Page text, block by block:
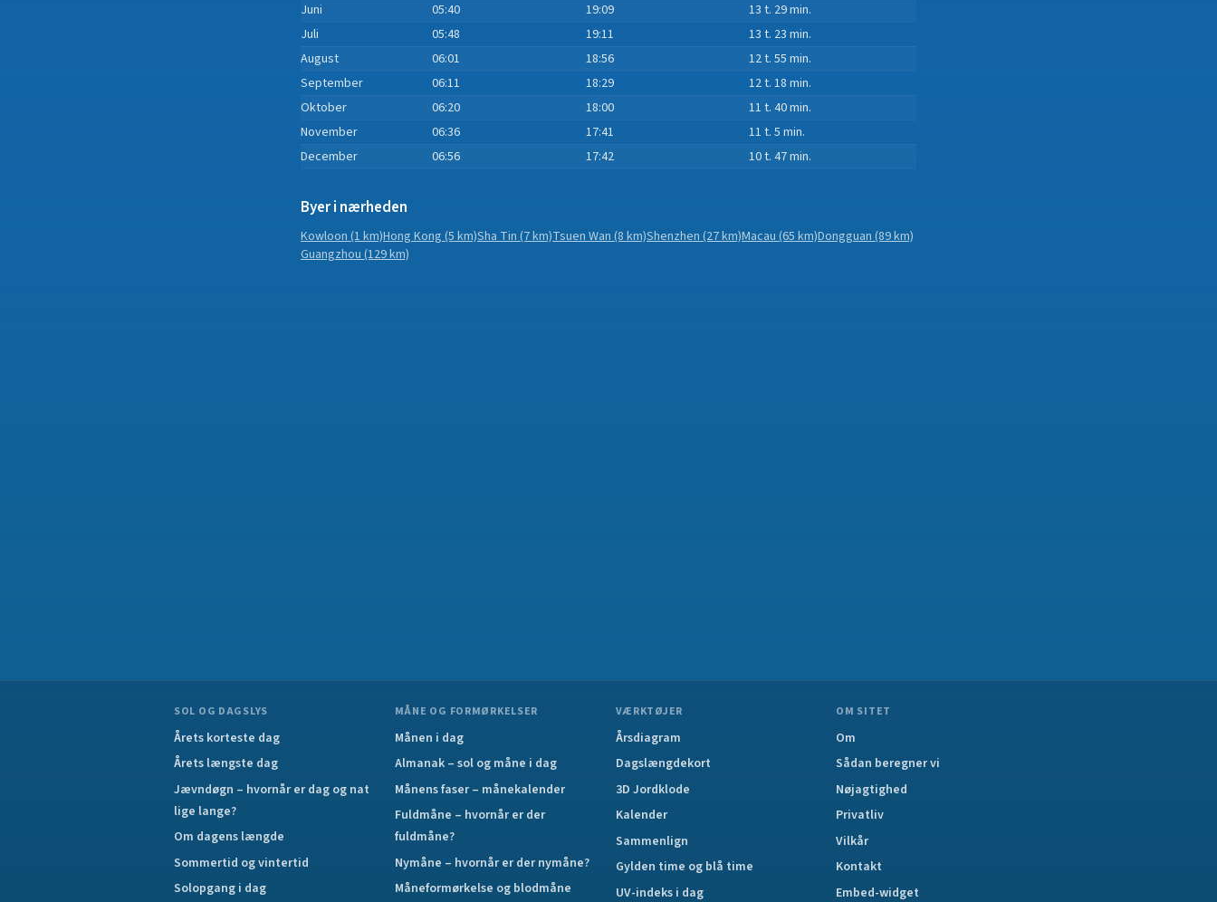
Juni
05:40 19:09
13 t. 29 min.
Juli
05:48 19:11
13 t. 23 min.
August
06:01 18:56
12 t. 55 min.
September
06:11 18:29
12 t. 18 min.
Oktober
06:20 18:00
11 t. 40 min.
November
06:36 17:41
11 t. 5 min.
December
06:56 17:42 10 t. 47 min.
Byer i nærheden
Kowloon(1 km)Hong Kong(5 km)Sha Tin(7 km)Tsuen Wan(8 km)Shenzhen(27 km)Macau(65 km)Dongguan(89 km)
Guangzhou(129 km)
SOL OG DAGSLYS
Årets korteste dag
Årets længste dag
Jævndøgn – hvornår er dag og nat
lige lange?
Om dagens længde
Sommertid og vintertid
Solopgang i dag
MÅNE OG FORMØRKELSER
Månen i dag
Almanak – sol og måne i dag
Månens faser – månekalender
Fuldmåne – hvornår er der
fuldmåne?
Nymåne – hvornår er der nymåne?
Måneformørkelse og blodmåne
VÆRKTØJER
Årsdiagram
Dagslængdekort
3D Jordklode
Kalender
Sammenlign
Gylden time og blå time
UV-indeks i dag
OM SITET
Om
Sådan beregner vi
Nøjagtighed
Privatliv
Vilkår
Kontakt
Embed-widget